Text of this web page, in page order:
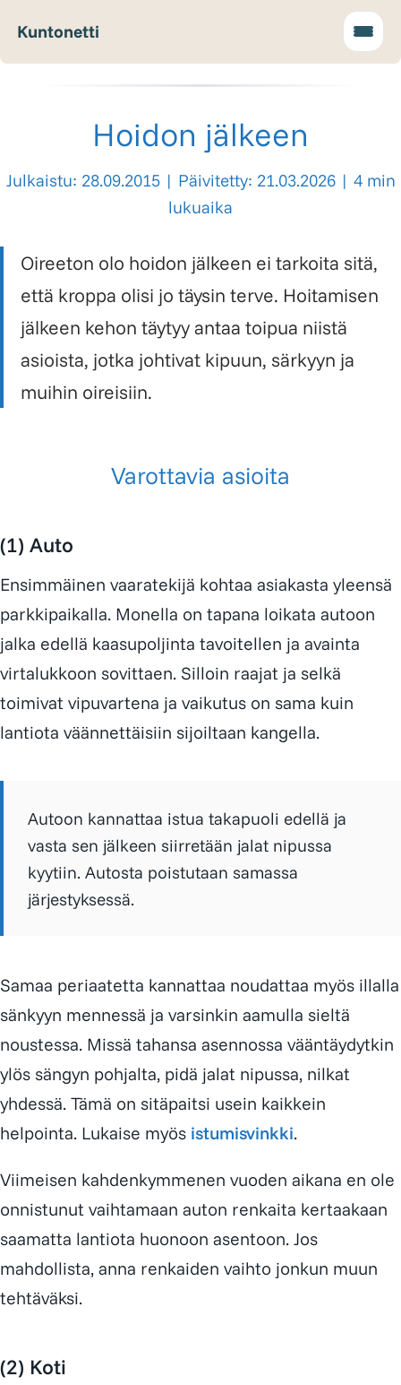
Kuntonetti
Hoidon jälkeen
Julkaistu: 28.09.2015| Päivitetty: 21.03.2026| 4 min
lukuaika
Oireeton olo hoidon jälkeen ei tarkoita sitä,
että kroppa olisi jo täysin terve. Hoitamisen
jälkeen kehon täytyy antaa toipua niistä
asioista, jotka johtivat kipuun, särkyyn ja
muihin oireisiin.
Varottavia asioita
(1) Auto
Ensimmäinen vaaratekijä kohtaa asiakasta yleensä
parkkipaikalla. Monella on tapana loikata autoon
jalka edellä kaasupoljinta tavoitellen ja avainta
virtalukkoon sovittaen. Silloin raajat ja selkä
toimivat vipuvartena ja vaikutus on sama kuin
lantiota väännettäisiin sijoiltaan kangella.
Autoon kannattaa istua takapuoli edellä ja
vasta sen jälkeen siirretään jalat nipussa
kyytiin. Autosta poistutaan samassa
järjestyksessä.
Samaa periaatetta kannattaa noudattaa myös illalla
sänkyyn mennessä ja varsinkin aamulla sieltä
noustessa. Missä tahansa asennossa vääntäydytkin
ylös sängyn pohjalta, pidä jalat nipussa, nilkat
yhdessä. Tämä on sitäpaitsi usein kaikkein
helpointa. Lukaise myös istumisvinkki.
Viimeisen kahdenkymmenen vuoden aikana en ole
onnistunut vaihtamaan auton renkaita kertaakaan
saamatta lantiota huonoon asentoon. Jos
mahdollista, anna renkaiden vaihto jonkun muun
tehtäväksi.
(2) Koti